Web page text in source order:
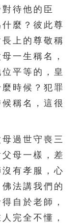
待他的臣
麼？彼此尊
上的尊敬稱
一生稱名，
平等的，皇
時候？犯罪
稱名，這很
過世守喪三
母一樣，差
有孝服，心
法講我們的
自於老師，
完全不懂，